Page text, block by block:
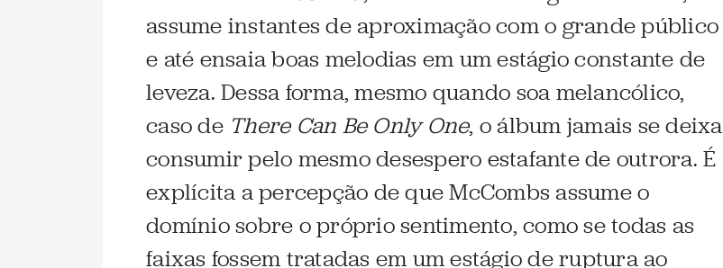
assume instantes de aproximação com o grande público
e até ensaia boas melodias em um estágio constante de
leveza. Dessa forma, mesmo quando soa melancólico,
caso de There Can Be Only One, o álbum jamais se deixa
consumir pelo mesmo desespero estafante de outrora. É
explícita a percepção de que McCombs assume o
domínio sobre o próprio sentimento, como se todas as
faixas fossem tratadas em um estágio de ruptura ao